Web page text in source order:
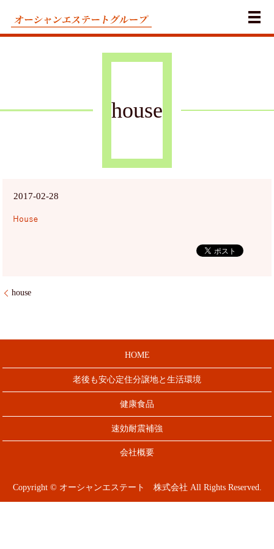
メ
house
2017-02-28
house
HOME
老後も安心定住分譲地と生活環境
健康食品
速効耐震補強
会社概要
Copyright © オーシャンエステート 株式会社 All Rights Reserved.